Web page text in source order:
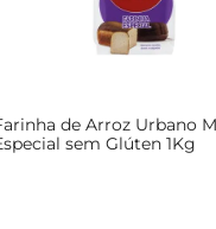
de Arroz Urbano
sem Glúten 1Kg